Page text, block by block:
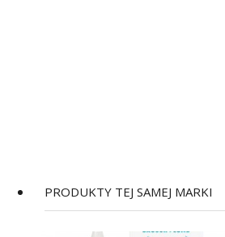
PRODUKTY TEJ SAMEJ MARKI